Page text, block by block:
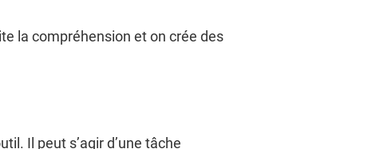
la compréhension et on crée des
Il peut s’agir d’une tâche